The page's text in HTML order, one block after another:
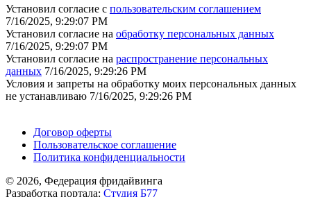
Установил согласие с пользовательским соглашением
7/16/2025, 9:29:07 PM
Установил согласие на обработку персональных данных
7/16/2025, 9:29:07 PM
Установил согласие на распространение персональных
данных 7/16/2025, 9:29:26 PM
Условия и запреты на обработку моих персональных данных
не устанавливаю 7/16/2025, 9:29:26 PM
Договор оферты
Пользовательское соглашение
Политика конфиденциальности
© 2026, Федерация фридайвинга
Разработка портала: Студия Б77